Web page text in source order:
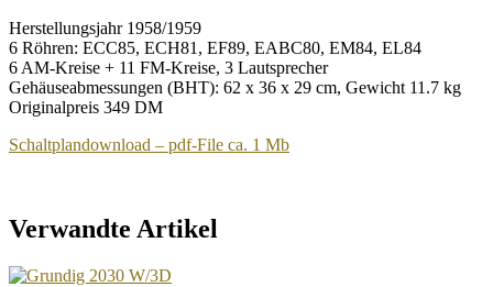
Herstellungsjahr 1958/1959
6 Röhren: ECC85, ECH81, EF89, EABC80, EM84, EL84
6 AM-Kreise + 11 FM-Kreise, 3 Lautsprecher
Gehäuseabmessungen (BHT): 62 x 36 x 29 cm, Gewicht 11.7 kg
Originalpreis 349 DM
Schaltplandownload – pdf-File ca. 1 Mb
Verwandte Artikel